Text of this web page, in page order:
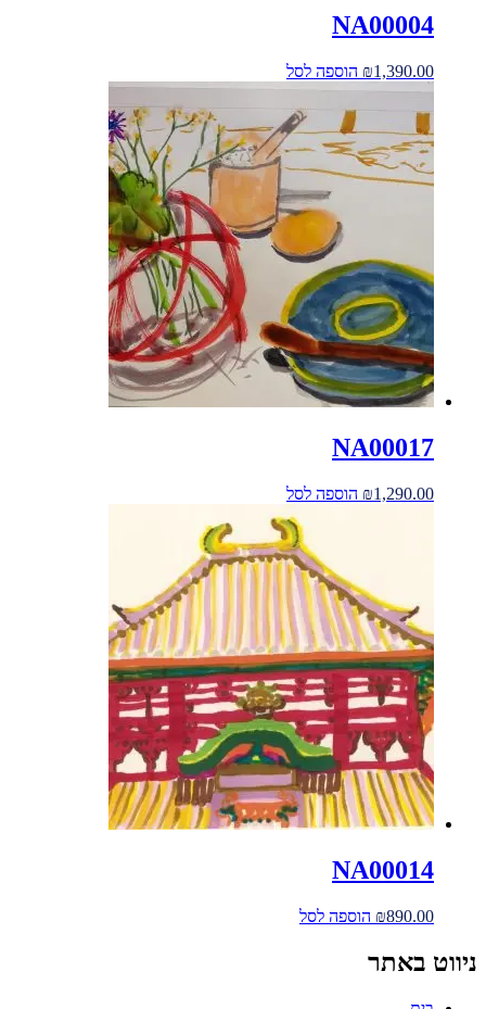
NA00004
₪1,390.00 הוספה לסל
NA00017
₪1,290.00 הוספה לסל
NA00014
₪890.00 הוספה לסל
ניווט באתר